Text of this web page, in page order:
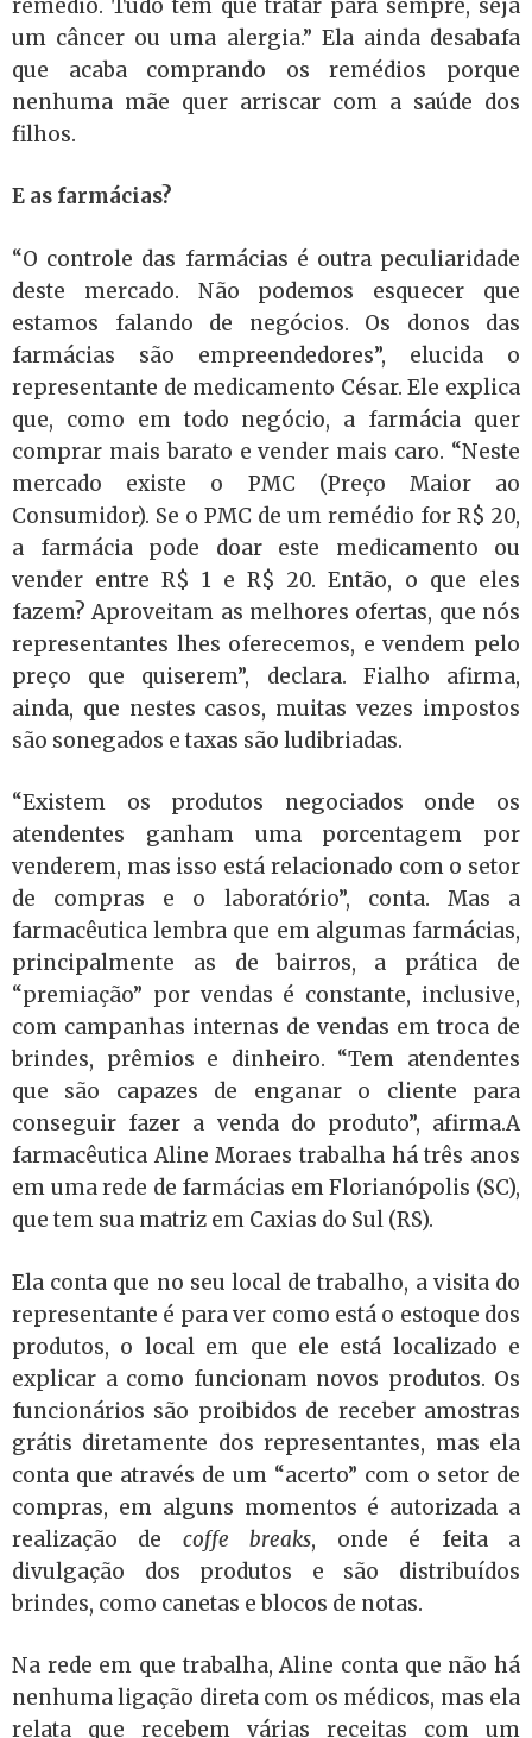
remédio. Tudo tem que tratar para sempre, seja
um câncer ou uma alergia.” Ela ainda desabafa
que acaba comprando os remédios porque
nenhuma mãe quer arriscar com a saúde dos
filhos.
E as farmácias?
“O controle das farmácias é outra peculiaridade
deste mercado. Não podemos esquecer que
estamos falando de negócios. Os donos das
farmácias são empreendedores”, elucida o
representante de medicamento César. Ele explica
que, como em todo negócio, a farmácia quer
comprar mais barato e vender mais caro. “Neste
mercado existe o PMC (Preço Maior ao
Consumidor). Se o PMC de um remédio for R$ 20,
a farmácia pode doar este medicamento ou
vender entre R$ 1 e R$ 20. Então, o que eles
fazem? Aproveitam as melhores ofertas, que nós
representantes lhes oferecemos, e vendem pelo
preço que quiserem”, declara. Fialho afirma,
ainda, que nestes casos, muitas vezes impostos
são sonegados e taxas são ludibriadas.
“Existem os produtos negociados onde os
atendentes ganham uma porcentagem por
venderem, mas isso está relacionado com o setor
de compras e o laboratório”, conta. Mas a
farmacêutica lembra que em algumas farmácias,
principalmente as de bairros, a prática de
“premiação” por vendas é constante, inclusive,
com campanhas internas de vendas em troca de
brindes, prêmios e dinheiro. “Tem atendentes
que são capazes de enganar o cliente para
conseguir fazer a venda do produto”, afirma.A
farmacêutica Aline Moraes trabalha há três anos
em uma rede de farmácias em Florianópolis (SC),
que tem sua matriz em Caxias do Sul (RS).
Ela conta que no seu local de trabalho, a visita do
representante é para ver como está o estoque dos
produtos, o local em que ele está localizado e
explicar a como funcionam novos produtos. Os
funcionários são proibidos de receber amostras
grátis diretamente dos representantes, mas ela
conta que através de um “acerto” com o setor de
compras, em alguns momentos é autorizada a
realização de coffe breaks, onde é feita a
divulgação dos produtos e são distribuídos
brindes, como canetas e blocos de notas.
Na rede em que trabalha, Aline conta que não há
nenhuma ligação direta com os médicos, mas ela
relata que recebem várias receitas com um